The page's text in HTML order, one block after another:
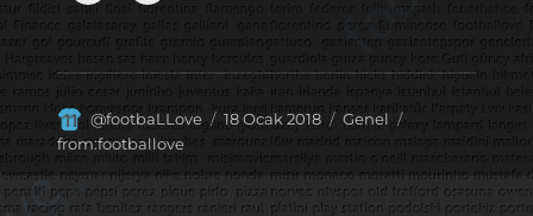
Yazar
@footbaLLove
Yayın
18 Ocak 2018 Kategoriler
Genel
from:footballove